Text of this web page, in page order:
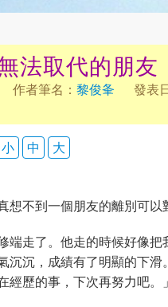
法取代的朋友
作者筆名： 黎俊夆 發表
小 中 大
想不到一個朋友的離別可以
端走了。他走的時候好像
沉沉，成績有了明顯的下
經歷的事，下次再努力吧。